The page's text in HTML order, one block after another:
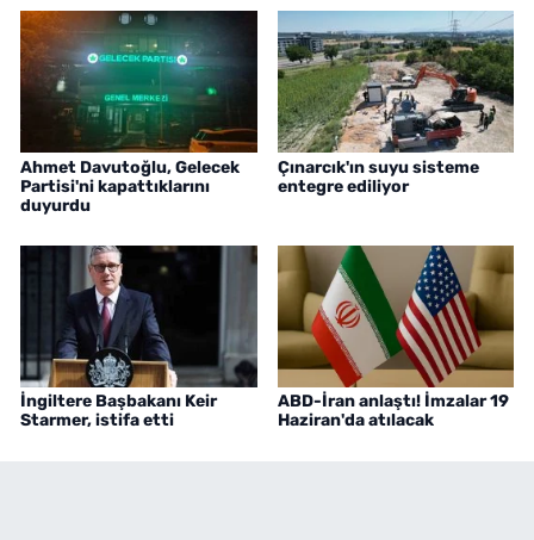
Ahmet Davutoğlu, Gelecek
Partisi'ni kapattıklarını
duyurdu
Çınarcık'ın suyu sisteme
entegre ediliyor
İngiltere Başbakanı Keir
Starmer, istifa etti
ABD-İran anlaştı! İmzalar 19
Haziran'da atılacak